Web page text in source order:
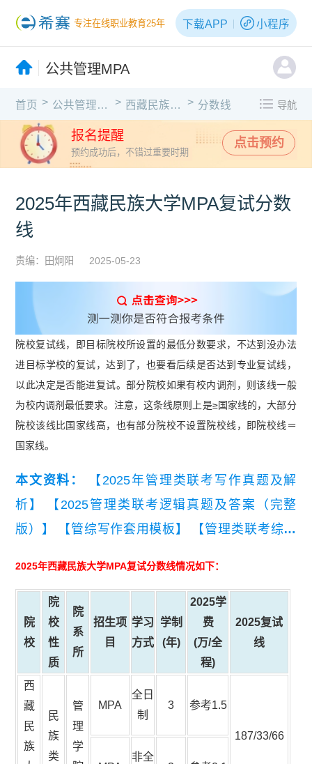
专注在线职业教育25年 下载APP 小程序
公共管理MPA
首页 > 公共管理MPA > 西藏民族大学 > 分数线 导航
报名提醒
预约成功后，不错过重要时期
点击预约
2025年西藏民族大学MPA复试分数
线
责编：田炯阳 2025-05-23
院校复试线，即目标院校所设置的最低分数要求，不达到没办法
进目标学校的复试，达到了，也要看后续是否达到专业复试线，
以此决定是否能进复试。部分院校如果有校内调剂，则该线一般
为校内调剂最低要求。注意，这条线原则上是≥国家线的，大部分
院校该线比国家线高，也有部分院校不设置院校线，即院校线＝
国家线。
本文资料：
【2025年管理类联考写作真题及解
析】
【2025管理类联考逻辑真题及答案（完整
版）】
【管综写作套用模板】
【管理类联考综合
2025年西藏民族大学MPA复试分数线情况如下：
院
校
院
校
性
质
院
系
所
招生项
目
学习
方式
学制
(年)
2025学
费
(万/全
程)
2025复试
线
西
藏
民
族
民
族
类
管
理
学
MPA
全日
制
3 参考1.5
187/33/66
非全